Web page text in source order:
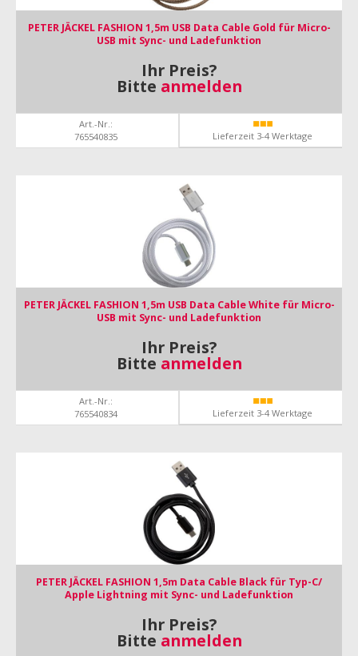
PETER JÄCKEL FASHION 1,5m USB Data Cable Gold für Micro-
USB mit Sync- und Ladefunktion
Ihr Preis?
Bitte anmelden
Art.-Nr.:
765540835
Lieferzeit 3-4 Werktage
PETER JÄCKEL FASHION 1,5m USB Data Cable White für Micro-
USB mit Sync- und Ladefunktion
Ihr Preis?
Bitte anmelden
Art.-Nr.:
765540834
Lieferzeit 3-4 Werktage
PETER JÄCKEL FASHION 1,5m Data Cable Black für Typ-C/
Apple Lightning mit Sync- und Ladefunktion
Ihr Preis?
Bitte anmelden